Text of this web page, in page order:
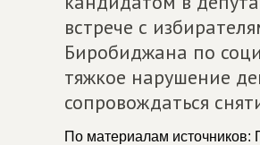
встрече с
Биробиджана по
тяжкое нарушение
сопровождаться
По материалам